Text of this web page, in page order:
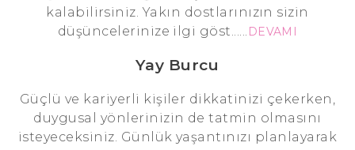
kalabilirsiniz. Yakın dostlarınızın sizin
düşüncelerinize ilgi göst...... DEVAMI
Yay Burcu
Güçlü ve kariyerli kişiler dikkatinizi çekerken,
duygusal yönlerinizin de tatmin olmasını
isteyeceksiniz. Günlük yaşantınızı planlayarak